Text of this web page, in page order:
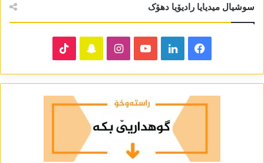
سوشیال میدیایا رادیۆیا دھۆک
Facebook
LinkedIn
YouTube
Instagram
Snapchat